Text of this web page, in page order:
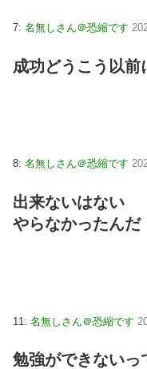
7: 名無しさん＠恐縮です
成功どうこう以前
8: 名無しさん＠恐縮です
出来ないはない
やらなかったんだ
11: 名無しさん＠恐縮です
勉強ができないっ